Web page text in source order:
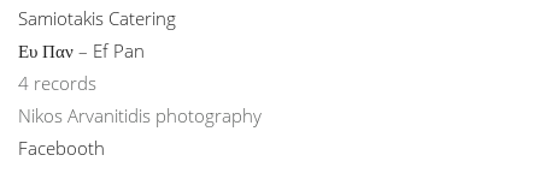
Samiotakis Catering
Ευ Παν – Ef Pan
4 records
Nikos Arvanitidis photography
Facebooth